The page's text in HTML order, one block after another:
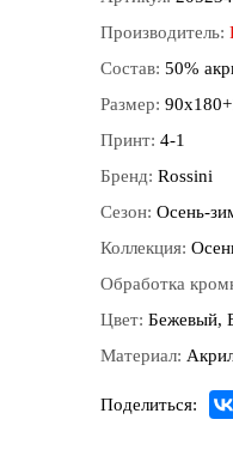
Производитель:
Состав: 50%
Размер:
Принт: 4-1
Бренд: Rossini
Сезон: Осень-
Коллекция:
Обработка
Цвет: Бежевый,
Материал:
Поделиться: